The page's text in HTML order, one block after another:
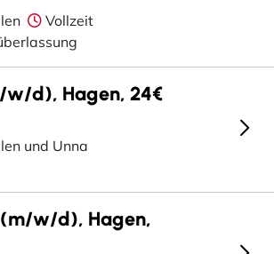
Vollzeit
w/d), Hagen, 24€
und Unna
w/d), Hagen,